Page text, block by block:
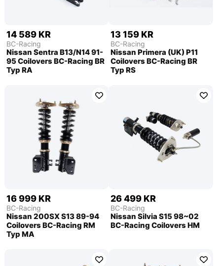
14 589 KR
BC-Racing
Nissan Sentra B13/N14 91-
95 Coilovers BC-Racing BR
Typ RA
13 159 KR
BC-Racing
Nissan Primera (UK) P11
Coilovers BC-Racing BR
Typ RS
16 999 KR
BC-Racing
Nissan 200SX S13 89-94
Coilovers BC-Racing RM
Typ MA
26 499 KR
BC-Racing
Nissan Silvia S15 98~02
BC-Racing Coilovers HM